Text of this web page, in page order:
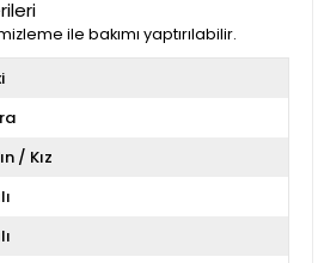
ile bakımı yaptırılabilir.
/ Kız